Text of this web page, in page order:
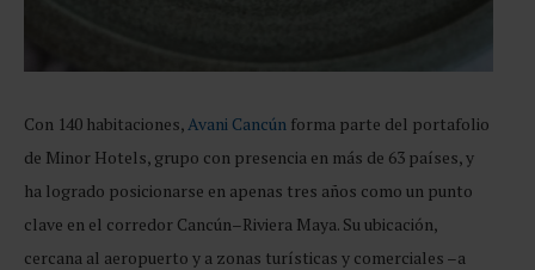
Con 140 habitaciones,Avani Cancún forma parte del portafolio
de Minor Hotels, grupo con presencia en más de 63 países, y
ha logrado posicionarse en apenas tres años como un punto
clave en el corredor Cancún–Riviera Maya. Su ubicación,
cercana al aeropuerto y a zonas turísticas y comerciales –a